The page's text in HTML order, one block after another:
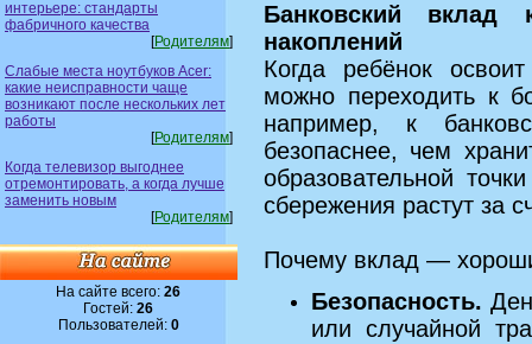
интерьере: стандарты
фабричного качества
[Родителям]
Слабые места ноутбуков Acer:
какие неисправности чаще
возникают после нескольких лет
работы
[Родителям]
Когда телевизор выгоднее
отремонтировать, а когда лучше
заменить новым
[Родителям]
На сайте всего:26
Гостей:26
Пользователей: 0
Банковский вклад
накоплений
Когда ребёнок
можно переходить к
например, к
безопаснее, чем
образовательной
сбережения растут за
Почему вклад —
Безопасность.
или случайной